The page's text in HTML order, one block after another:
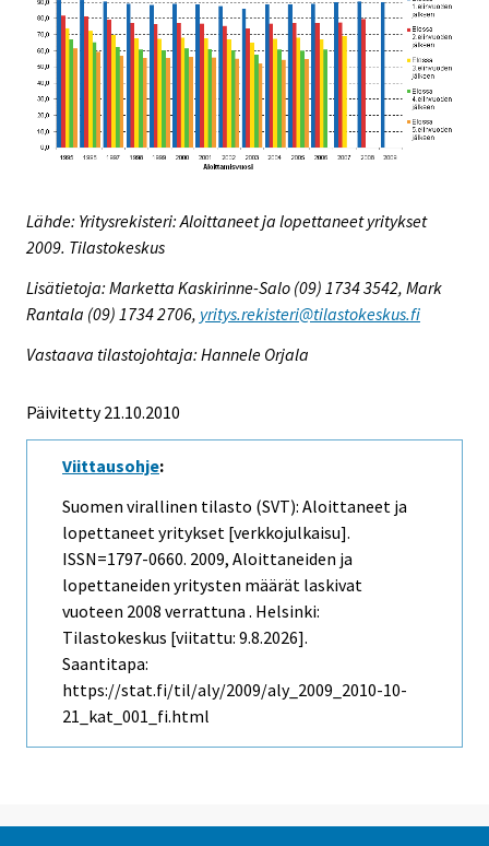
Lähde: Yritysrekisteri: Aloittaneet ja lopettaneet yritykset
2009. Tilastokeskus
Lisätietoja: Marketta Kaskirinne-Salo (09) 1734 3542, Mark
Rantala (09) 1734 2706, yritys.rekisteri@tilastokeskus.fi
Vastaava tilastojohtaja: Hannele Orjala
Päivitetty 21.10.2010
Viittausohje:
Suomen virallinen tilasto (SVT): Aloittaneet ja
lopettaneet yritykset [verkkojulkaisu].
ISSN=1797-0660. 2009, Aloittaneiden ja
lopettaneiden yritysten määrät laskivat
vuoteen 2008 verrattuna . Helsinki:
Tilastokeskus [viitattu: 9.8.2026].
Saantitapa:
https://stat.fi/til/aly/2009/aly_2009_2010-10-
21_kat_001_fi.html